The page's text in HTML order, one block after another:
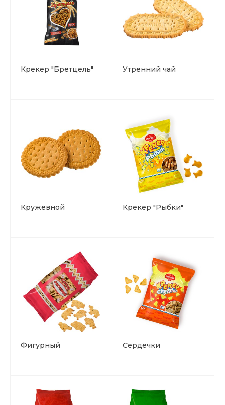
Крекер "Бретцель" Утренний чай
Кружевной Крекер "Рыбки"
Фигурный Сердечки